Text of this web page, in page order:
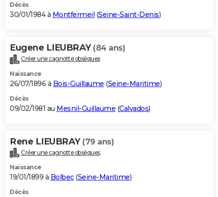
Décès
30/01/1984 à Montfermeil (Seine-Saint-Denis)
Eugene LIEUBRAY (84 ans)
Créer une cagnotte obsèques
Naissance
26/07/1896 à Bois-Guillaume (Seine-Maritime)
Décès
09/02/1981 au Mesnil-Guillaume (Calvados)
Rene LIEUBRAY (79 ans)
Créer une cagnotte obsèques
Naissance
19/01/1899 à Bolbec(Seine-Maritime)
Décès